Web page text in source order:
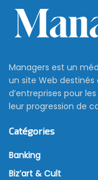
Managers est un
un site Web
d’entreprises pour
leur progression de
Catégories
Banking
Biz’art & Cult